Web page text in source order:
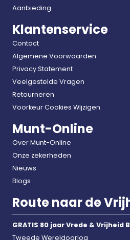
Aanbieding
Klantenservice
Contact
Algemene Voorwaarden
Privacy Statement
Veelgestelde Vragen
Retourneren
Voorkeur Cookies Wijzigen
Munt-Online
Over Munt-Online
Onze zekerheden
Nieuws
Blogs
Route naar de
GRATIS 80 jaar Vrede &
Tweede Wereldoorlog